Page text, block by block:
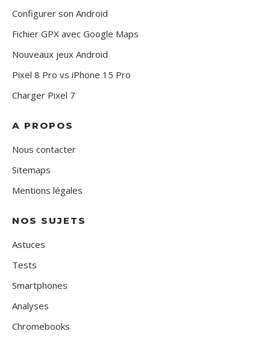
Configurer son Android
Fichier GPX avec Google Maps
Nouveaux jeux Android
Pixel 8 Pro vs iPhone 15 Pro
Charger Pixel 7
A PROPOS
Nous contacter
Sitemaps
Mentions légales
NOS SUJETS
Astuces
Tests
Smartphones
Analyses
Chromebooks